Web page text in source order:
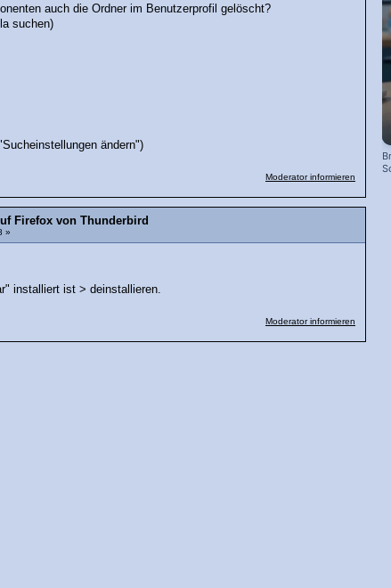
auch die Ordner im Benutzerprofil gelöscht?
suchen)
ändern")
Moderator informieren
Firefox von Thunderbird
»
installiert ist > deinstallieren.
Moderator informieren